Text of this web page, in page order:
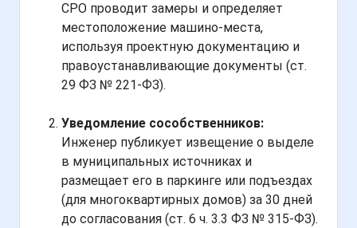
СРО проводит замеры и определяет
местоположение машино-места,
используя проектную документацию и
правоустанавливающие документы (ст.
29 ФЗ № 221-ФЗ).
Уведомление сособственников:
Инженер публикует извещение о выделе
в муниципальных источниках и
размещает его в паркинге или подъездах
(для многоквартирных домов) за 30 дней
до согласования (ст. 6 ч. 3.3 ФЗ № 315-ФЗ).